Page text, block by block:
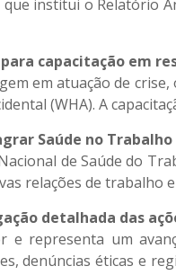
que institui o Relatório
capacitação em
em atuação de
(WHA). A
Saúde no
de Saúde do
relações de trabalho
detalhada das
e representa um
denúncias éticas e